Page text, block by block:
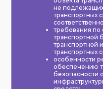
не
транспортных
требования
транспортной
транспортной
транспортных
особенности
обеспечению
безопасности